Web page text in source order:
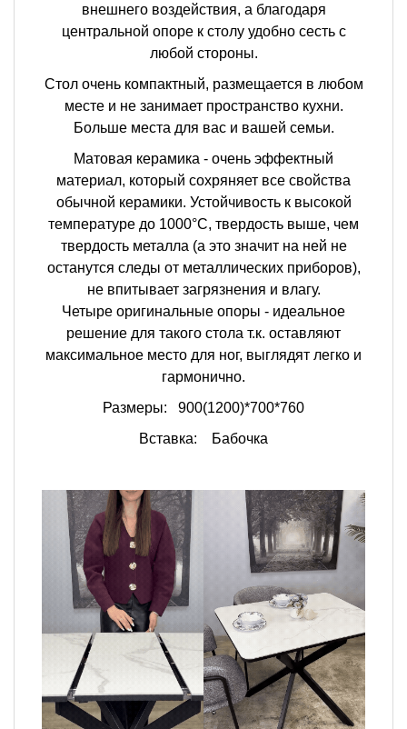
внешнего воздействия, а благодаря
центральной опоре к столу удобно сесть с
любой стороны.
Стол очень компактный, размещается в любом
месте и не занимает пространство кухни.
Больше места для вас и вашей семьи.
Матовая керамика - очень эффектный
материал, который сохряняет все свойства
обычной керамики. Устойчивость к высокой
температуре до 1000°С, твердость выше, чем
твердость металла (а это значит на ней не
останутся следы от металлических приборов),
не впитывает загрязнения и влагу.
Четыре оригинальные опоры - идеальное
решение для такого стола т.к. оставляют
максимальное место для ног, выглядят легко и
гармонично.
Размеры:
900(1200)*700*760
Вставка: Бабочка